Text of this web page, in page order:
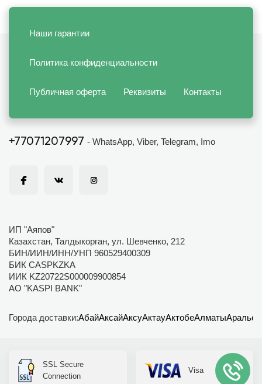
Наши гарантии
Политика конфиденциальности
Публичная оферта Реквизиты Контакты
+77071207997 - WhatsApp, Viber, Telegram, Imo
ИП "Аяпов"
Казахстан, Талдыкорган, ул. Шевченко, 212
БИН/ИИН/ИНН/УНП 960529400309
БИК CASPKZKA
ИИК KZ20722S000009900854
АО "KASPI BANK"
Города доставки:АбайАксайАксуАктауАктобеАлматыАральск
SSL Secure
Connection
Visa